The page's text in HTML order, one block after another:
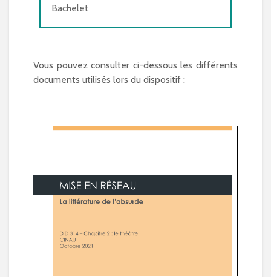
Bachelet
Vous pouvez consulter ci-dessous les différents
documents utilisés lors du dispositif :